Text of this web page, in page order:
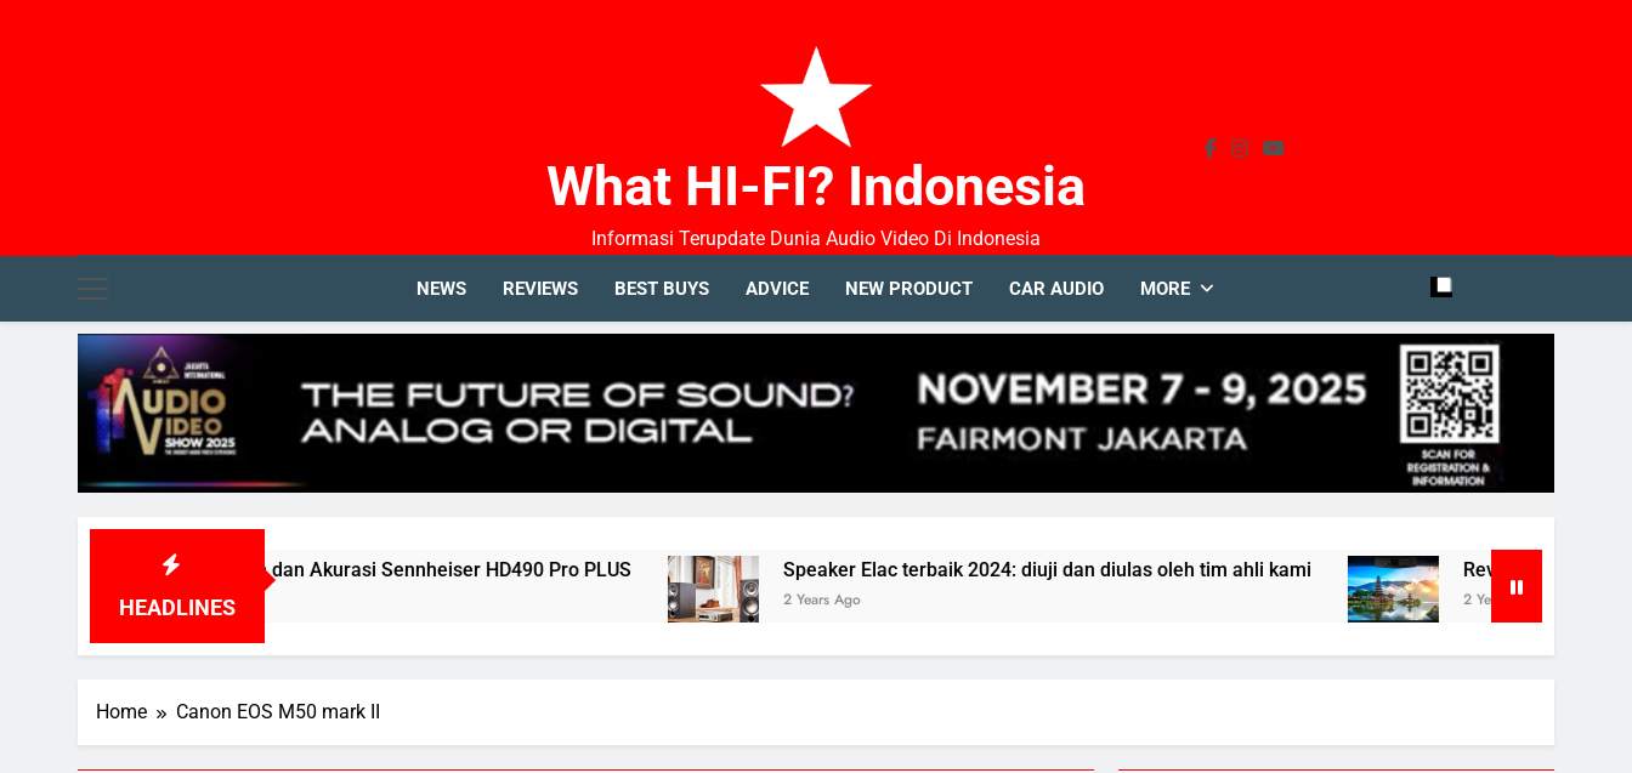
What HI-FI? Indonesia
Informasi Terupdate Dunia Audio Video Di Indonesia
NEWS REVIEWS BEST BUYS ADVICE NEW PRODUCT CAR AUDIO MORE
HEADLINES
Kenyamanan dan Akurasi Sennheiser HD490 Pro PLUS
2 Years Ago
Speaker Elac terbaik 2024: diuji dan diulas oleh tim ahli kami
2 Years Ago
Review BenQ W5800
2 Years Ago
Home Canon EOS M50 mark II